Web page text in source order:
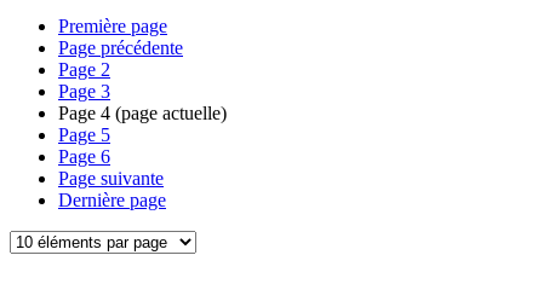
Première page
Page précédente
Page 2
Page 3
Page 4 (page actuelle)
Page 5
Page 6
Page suivante
Dernière page